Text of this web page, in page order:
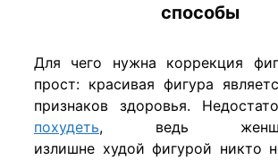
способы
Для чего нужна коррекция
прост: красивая фигура
признаков здоровья.
похудеть, ведь
излишне худой фигурой никто